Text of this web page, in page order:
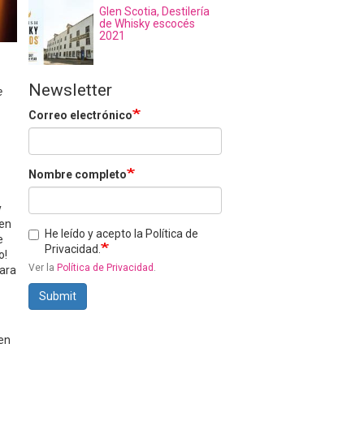
Glen Scotia, Destilería
de Whisky escocés
2021
Newsletter
Correo electrónico
Nombre completo
He leído y acepto la Política de
Privacidad.
Ver la Política de Privacidad .
Submit